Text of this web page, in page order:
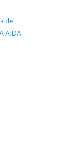
de
AIDA